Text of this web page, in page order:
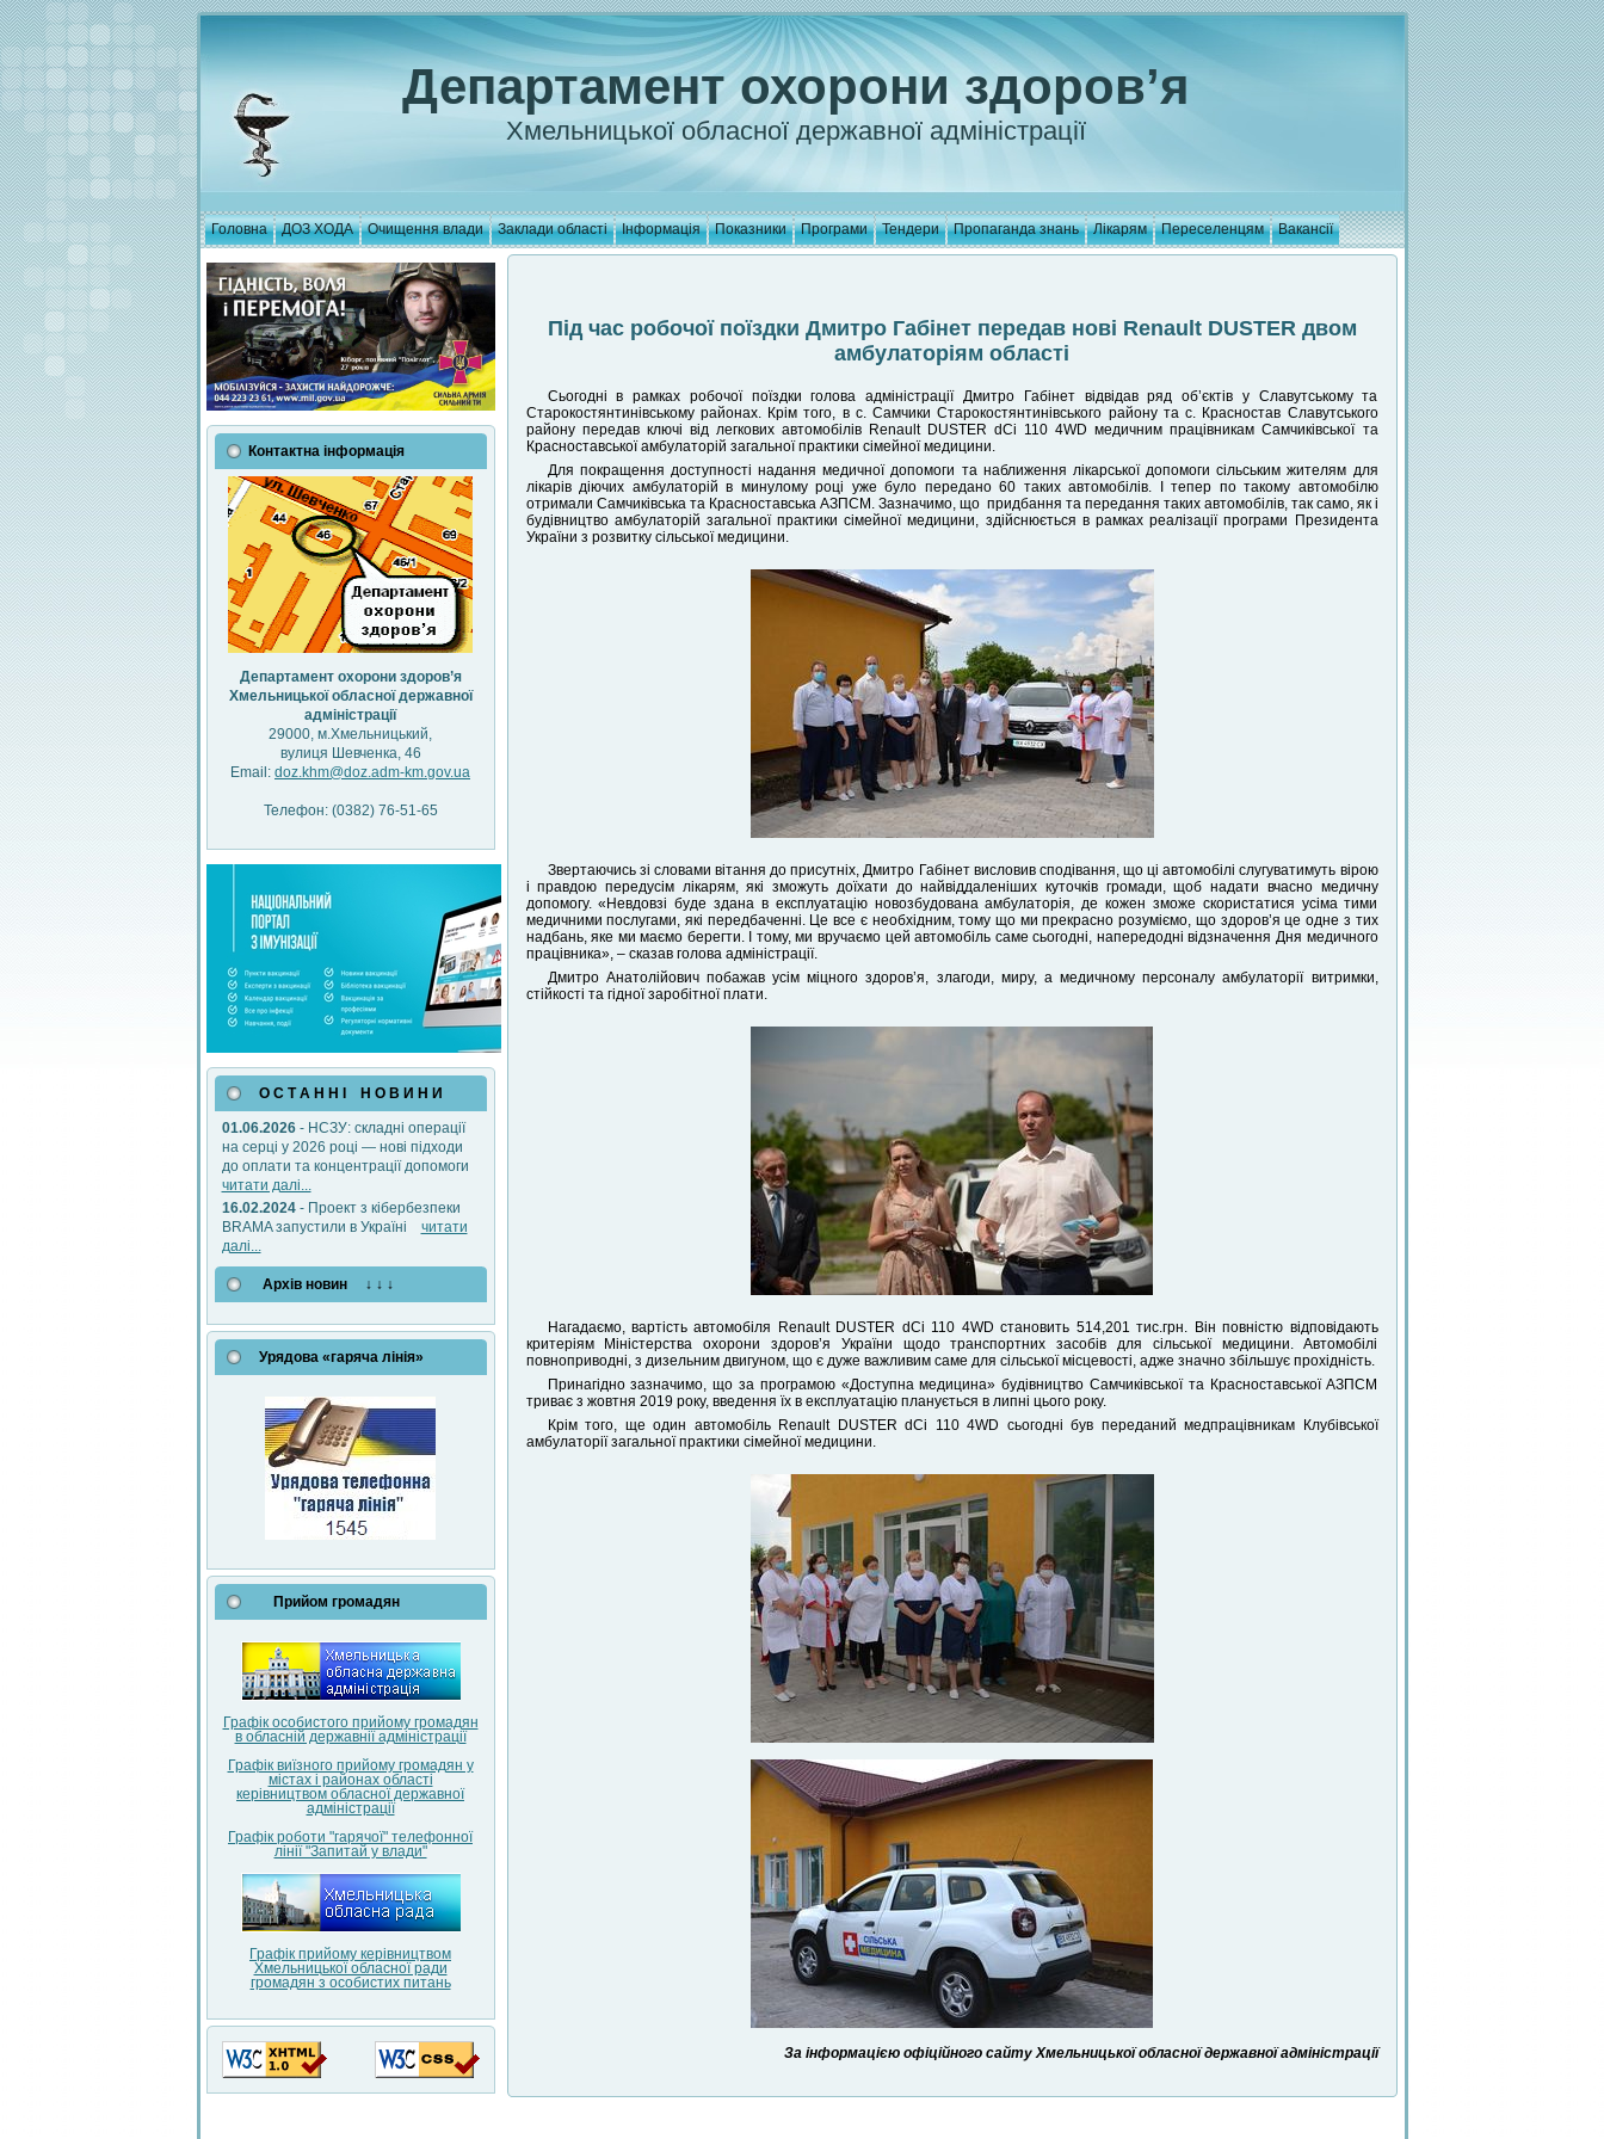
Департамент охорони здоров’я
Хмельницької обласної державної адміністрації
Головна ДОЗ ХОДА Очищення влади Заклади області Інформація Показники Програми Тендери Пропаганда знань Лікарям Переселенцям Вакансії
Контактна інформація
Департамент охорони здоров’я
Хмельницької обласної державної
адміністрації
29000, м.Хмельницький,
вулиця Шевченка, 46
Email: doz.khm@doz.adm-km.gov.ua
Телефон: (0382) 76-51-65
О С Т А Н Н І Н О В И Н И
01.06.2026- НСЗУ: складні операції
на серці у 2026 році — нові підходи
до оплати та концентрації допомоги
читати далі...
16.02.2024- Проект з кібербезпеки
BRAMA запустили в Україні читати
далі...
Архів новин ↓ ↓ ↓
Урядова «гаряча лінія»
Прийом громадян
Графік особистого прийому громадян
в обласній державнії адміністрації
Графік виїзного прийому громадян у
містах і районах області
керівництвом обласної державної
адміністрації
Графік роботи "гарячої" телефонної
лінії "Запитай у влади"
Графік прийому керівництвом
Хмельницької обласної ради
громадян з особистих питань
Під час робочої поїздки Дмитро Габінет передав нові Renault DUSTER двом
амбулаторіям області
Сьогодні в рамках робочої поїздки голова адміністрації Дмитро Габінет відвідав ряд об’єктів у Славутському та
Старокостянтинівському районах. Крім того, в с. Самчики Старокостянтинівського району та с. Красностав Славутського
району передав ключі від легкових автомобілів Renault DUSTER dCi 110 4WD медичним працівникам Самчиківської та
Красноставської амбулаторій загальної практики сімейної медицини.
Для покращення доступності надання медичної допомоги та наближення лікарської допомоги сільським жителям для
лікарів діючих амбулаторій в минулому році уже було передано 60 таких автомобілів. І тепер по такому автомобілю
отримали Самчиківська та Красноставська АЗПСМ. Зазначимо, що придбання та передання таких автомобілів, так само, як і
будівництво амбулаторій загальної практики сімейної медицини, здійснюється в рамках реалізації програми Президента
України з розвитку сільської медицини.
Звертаючись зі словами вітання до присутніх, Дмитро Габінет висловив сподівання, що ці автомобілі слугуватимуть вірою
і правдою передусім лікарям, які зможуть доїхати до найвіддаленіших куточків громади, щоб надати вчасно медичну
допомогу. «Невдовзі буде здана в експлуатацію новозбудована амбулаторія, де кожен зможе скористатися усіма тими
медичними послугами, які передбаченні. Це все є необхідним, тому що ми прекрасно розуміємо, що здоров’я це одне з тих
надбань, яке ми маємо берегти. І тому, ми вручаємо цей автомобіль саме сьогодні, напередодні відзначення Дня медичного
працівника», – сказав голова адміністрації.
Дмитро Анатолійович побажав усім міцного здоров’я, злагоди, миру, а медичному персоналу амбулаторії витримки,
стійкості та гідної заробітної плати.
Нагадаємо, вартість автомобіля Renault DUSTER dCi 110 4WD становить 514,201 тис.грн. Він повністю відповідають
критеріям Міністерства охорони здоров’я України щодо транспортних засобів для сільської медицини. Автомобілі
повноприводні, з дизельним двигуном, що є дуже важливим саме для сільської місцевості, адже значно збільшує прохідність.
Принагідно зазначимо, що за програмою «Доступна медицина» будівництво Самчиківської та Красноставської АЗПСМ
триває з жовтня 2019 року, введення їх в експлуатацію планується в липні цього року.
Крім того, ще один автомобіль Renault DUSTER dCi 110 4WD сьогодні був переданий медпрацівникам Клубівської
амбулаторії загальної практики сімейної медицини.
За інформацією офіційного сайту Хмельницької обласної державної адміністрації